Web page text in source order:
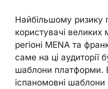
Найбільшому ризику
користувачі великих
регіоні MENA та
саме на ці аудиторії
шаблони платформи.
іспаномовні